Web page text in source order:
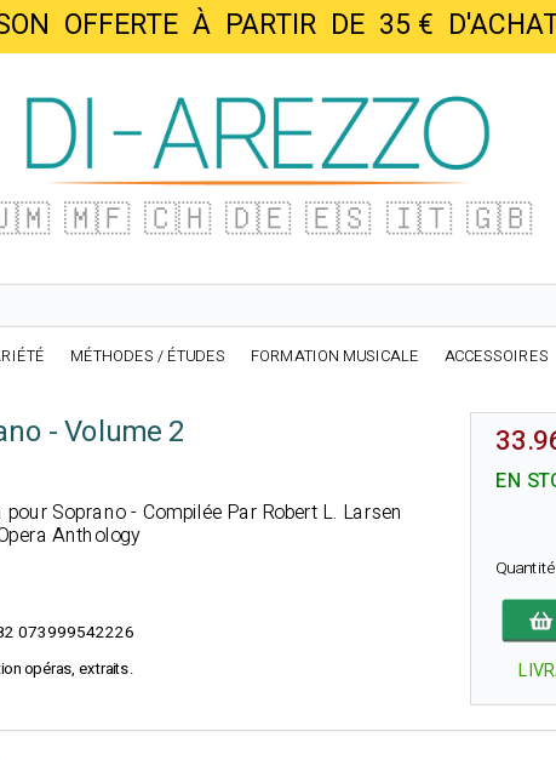
OFFERTE À PARTIR DE 35 €
🇲🇫 🇨🇭 🇩🇪 🇪🇸 🇮🇹 🇬🇧
MÉTHODES / ÉTUDES FORMATION MUSICALE ACCESSOIRES
- Volume 2
Soprano - Compilée Par Robert L. Larsen
Anthology
073999542226
opéras, extraits.
EN
Quantité